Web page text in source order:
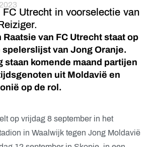
FC Utrecht in voorselectie van
Raatsie van FC Utrecht staat op
van Jong Oranje.
staan komende maand partijen
uit Moldavië en
op de rol.
op vrijdag 8 september in het
in Waalwijk tegen Jong Moldavië